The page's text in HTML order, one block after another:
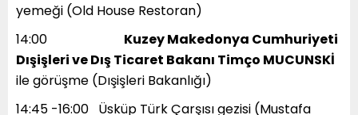
yemeği (Old House Restoran)
14:00
Kuzey Makedonya Cumhuriyeti
Dışişleri ve Dış Ticaret Bakanı Timço MUCUNSKİ
ile görüşme (Dışişleri Bakanlığı)
14:45 -16:00 Üsküp Türk Çarşısı gezisi (Mustafa